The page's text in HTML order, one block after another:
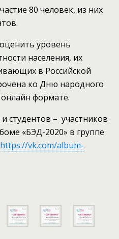
80 человек, из них
уровень
населения, их
в Российской
ко Дню народного
формате.
студентов – участников
«БЭД-2020» в группе
https://vk.com/album-